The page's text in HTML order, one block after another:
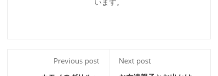
います。
Previous post
Next post